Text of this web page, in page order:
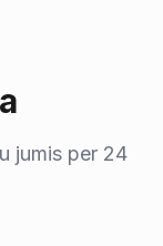
jumis per 24